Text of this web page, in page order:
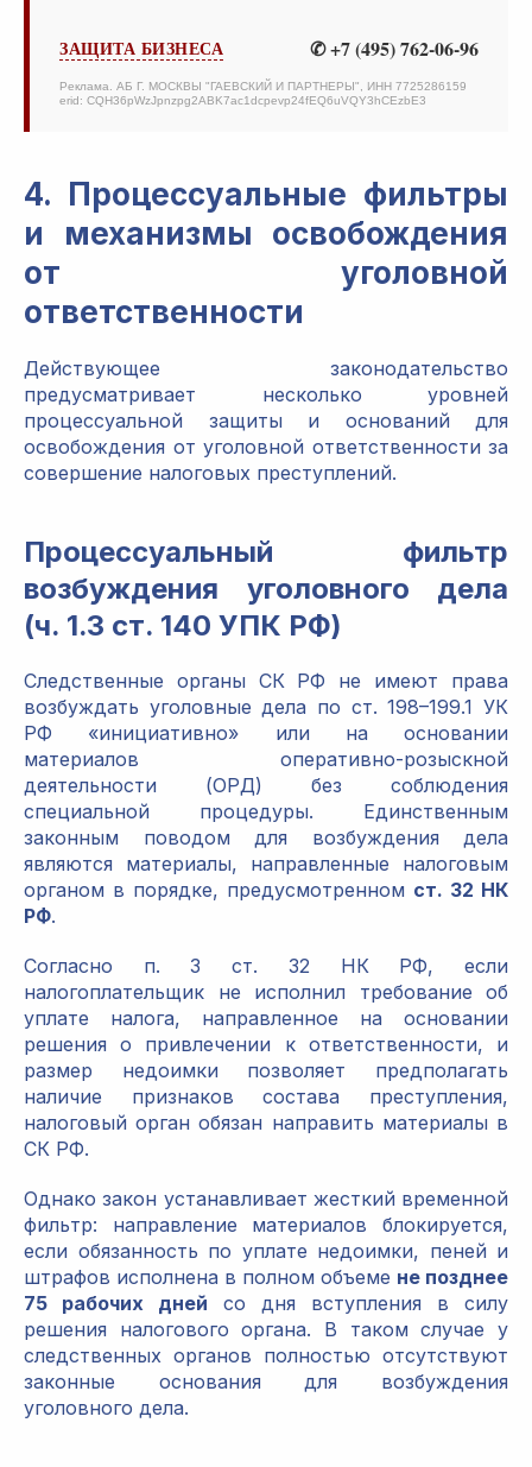
ЗАЩИТА БИЗНЕСА ✆ +7 (495) 762-06-96
Реклама. АБ Г. МОСКВЫ "ГАЕВСКИЙ И ПАРТНЕРЫ", ИНН 7725286159
erid: CQH36pWzJpnzpg2ABK7ac1dcpevp24fEQ6uVQY3hCEzbE3
4. Процессуальные фильтры
и механизмы освобождения
от уголовной
ответственности
Действующее законодательство
предусматривает несколько уровней
процессуальной защиты и оснований для
освобождения от уголовной ответственности за
совершение налоговых преступлений.
Процессуальный фильтр
возбуждения уголовного дела
(ч. 1.3 ст. 140 УПК РФ)
Следственные органы СК РФ не имеют права
возбуждать уголовные дела по ст. 198–199.1 УК
РФ «инициативно» или на основании
материалов оперативно-розыскной
деятельности (ОРД) без соблюдения
специальной процедуры. Единственным
законным поводом для возбуждения дела
являются материалы, направленные налоговым
органом в порядке, предусмотренном ст. 32 НК
РФ.
Согласно п. 3 ст. 32 НК РФ, если
налогоплательщик не исполнил требование об
уплате налога, направленное на основании
решения о привлечении к ответственности, и
размер недоимки позволяет предполагать
наличие признаков состава преступления,
налоговый орган обязан направить материалы в
СК РФ.
Однако закон устанавливает жесткий временной
фильтр: направление материалов блокируется,
если обязанность по уплате недоимки, пеней и
штрафов исполнена в полном объеме не позднее
75 рабочих дней со дня вступления в силу
решения налогового органа. В таком случае у
следственных органов полностью отсутствуют
законные основания для возбуждения
уголовного дела.